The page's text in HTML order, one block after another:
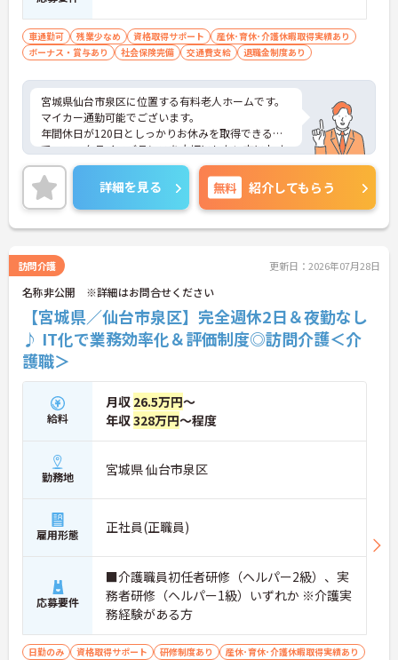
車通勤可 残業少なめ 資格取得サポート
産休･育休･介護休暇取得実績あり
ボーナス・賞与あり
社会保険完備 交通費支給 退職金制度あり
宮城県仙台市泉区に位置する有料老人ホームです。
マイカー通勤可能でございます。
年間休日が120日としっかりお休みを取得できるの
で、ワークライフバランスを大切にしたい方におす
すめです。
昇給や賞与制度があり頑張りが評価されてしっかり
と職員に還元されます。賞与は計4ヶ月分の支給実績
と嬉しい高待遇です。
ご興味のある方には、面接対策ポイントなど、さら
さい！
詳細を見る 無料 紹介してもらう
訪問介護 更新日：2026年07月28日
名称非公開 ※詳細はお問合せください
【宮城県／仙台市泉区】完全週休2日＆夜勤なし
♪ IT化で業務効率化＆評価制度◎訪問介護＜介
護職＞
給料
月収 26.5万円～
年収328万円～程度
勤務地 宮城県 仙台市泉区
雇用形態 正社員(正職員)
応募要件
■介護職員初任者研修（ヘルパー2級）、実
務者研修（ヘルパー1級）いずれか ※介護実
務経験がある方
日勤のみ 資格取得サポート 研修制度あり
産休･育休･介護休暇取得実績あり